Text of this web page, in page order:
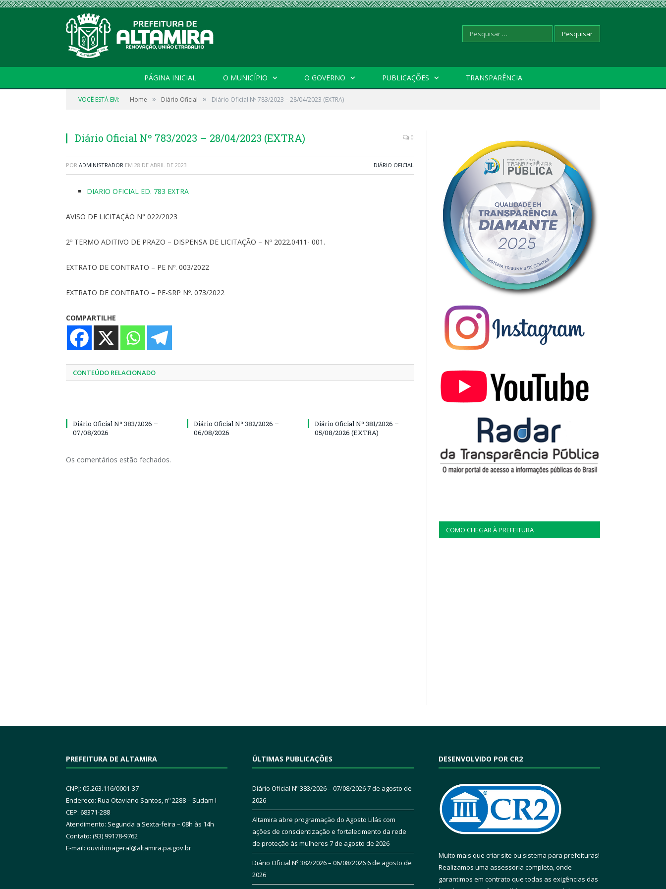
Pesquisar
PÁGINA INICIAL O MUNICÍPIO O GOVERNO PUBLICAÇÕES TRANSPARÊNCIA
VOCÊ ESTÁ EM: Home » Diário Oficial » Diário Oficial Nº 783/2023 – 28/04/2023 (EXTRA)
Diário Oficial Nº 783/2023 – 28/04/2023 (EXTRA) 0
POR ADMINISTRADOR EM 28 DE ABRIL DE 2023 DIÁRIO OFICIAL
DIARIO OFICIAL ED. 783 EXTRA
AVISO DE LICITAÇÃO N° 022/2023
2º TERMO ADITIVO DE PRAZO – DISPENSA DE LICITAÇÃO – Nº 2022.0411- 001.
EXTRATO DE CONTRATO – PE Nº. 003/2022
EXTRATO DE CONTRATO – PE-SRP Nº. 073/2022
COMPARTILHE
CONTEÚDO RELACIONADO
Diário Oficial Nº 383/2026 –
07/08/2026
Diário Oficial Nº 382/2026 –
06/08/2026
Diário Oficial Nº 381/2026 –
05/08/2026 (EXTRA)
Os comentários estão fechados.
COMO CHEGAR À PREFEITURA
PREFEITURA DE ALTAMIRA
CNPJ: 05.263.116/0001-37
Endereço: Rua Otaviano Santos, nº 2288 – Sudam I
CEP: 68371-288
Atendimento: Segunda a Sexta-feira – 08h às 14h
Contato: (93) 99178-9762
E-mail: ouvidoriageral@altamira.pa.gov.br
ÚLTIMAS PUBLICAÇÕES
Diário Oficial Nº 383/2026 – 07/08/20267 de agosto de
2026
Altamira abre programação do Agosto Lilás com
ações de conscientização e fortalecimento da rede
de proteção às mulheres 7 de agosto de 2026
Diário Oficial Nº 382/2026 – 06/08/20266 de agosto de
2026
DESENVOLVIDO POR CR2
Muito mais que criar site ou sistema para prefeituras!
Realizamos uma assessoria completa, onde
garantimos em contrato que todas as exigências das